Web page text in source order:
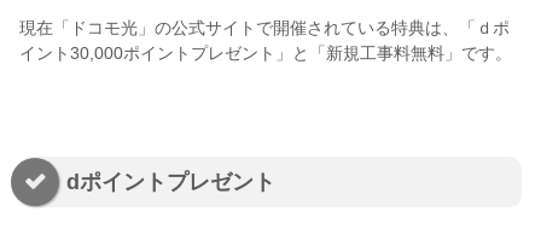
現在「ドコモ光」の公式サイトで開催されている特典は、「ｄポ
イント30,000ポイントプレゼント」と「新規工事料無料」です。
dポイントプレゼント